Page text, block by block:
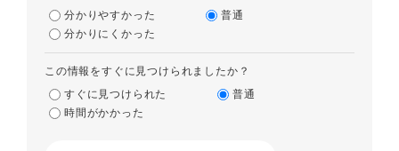
分かりやすかった
普通
分かりにくかった
この情報をすぐに見つけられましたか？
すぐに見つけられた
普通
時間がかかった